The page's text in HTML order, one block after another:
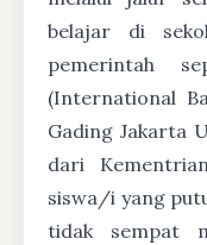
belajar di
pemerintah
(International
Gading Jakarta
dari
siswa/i yang
tidak sempat